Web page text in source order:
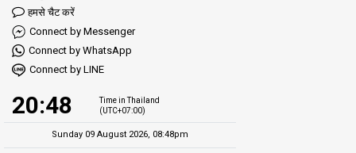
हमसे चैट करें
Connect by Messenger
Connect by WhatsApp
Connect by LINE
20:48
Time in Thailand
(UTC+07:00)
Sunday 09 August 2026, 08:48pm